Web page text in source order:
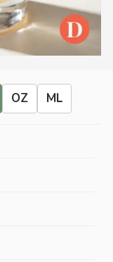
OZ ML